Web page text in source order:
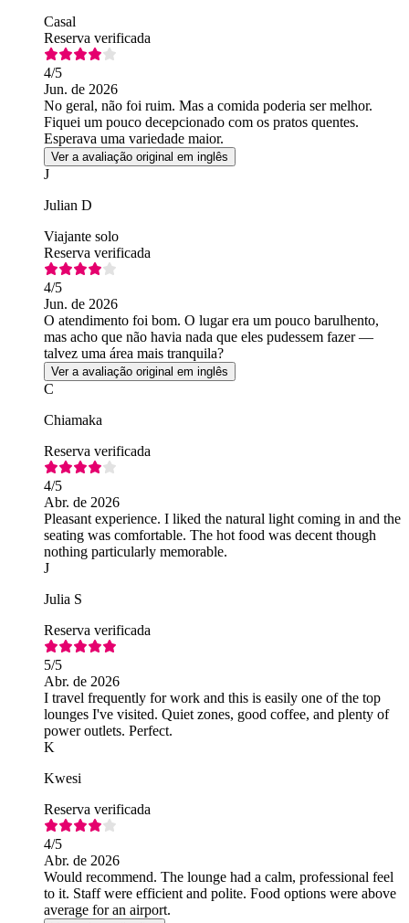
Casal
Reserva verificada
4/5
Jun. de 2026
No geral, não foi ruim. Mas a comida poderia ser melhor.
Fiquei um pouco decepcionado com os pratos quentes.
Esperava uma variedade maior.
Ver a avaliação original em inglês
J
Julian D
Viajante solo
Reserva verificada
4/5
Jun. de 2026
O atendimento foi bom. O lugar era um pouco barulhento,
mas acho que não havia nada que eles pudessem fazer —
talvez uma área mais tranquila?
Ver a avaliação original em inglês
C
Chiamaka
Reserva verificada
4/5
Abr. de 2026
Pleasant experience. I liked the natural light coming in and the
seating was comfortable. The hot food was decent though
nothing particularly memorable.
J
Julia S
Reserva verificada
5/5
Abr. de 2026
I travel frequently for work and this is easily one of the top
lounges I've visited. Quiet zones, good coffee, and plenty of
power outlets. Perfect.
K
Kwesi
Reserva verificada
4/5
Abr. de 2026
Would recommend. The lounge had a calm, professional feel
to it. Staff were efficient and polite. Food options were above
average for an airport.